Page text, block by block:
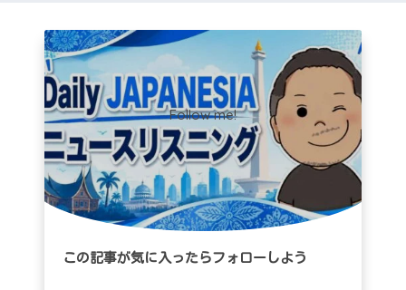
Follow me!
この記事が気に入ったらフォローしよう